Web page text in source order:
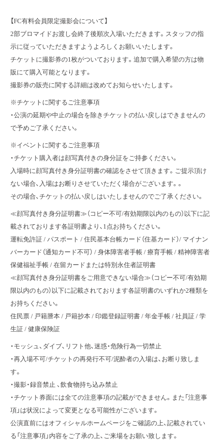
【FC有料会員限定撮影会について】
2部ブロマイドお渡し会終了後順次入場いただきます。スタッフの指
示に従っていただきますようよろしくお願いいたします。
チケットに撮影券の1枚がついております。追加で購入希望の方は物
販にて購入可能となります。
撮影券の販売に関する詳細は改めてお知らせいたします。
※チケットに関するご注意事項
・公演の延期や中止の場合を除きチケットの払い戻しはできませんの
で予めご了承ください。
※イベントに関するご注意事項
・チケット購入者は顔写真付きの身分証をご持参ください。
入場時に顔写真付き身分証明書の確認をさせて頂きます。ご提示頂け
ない場合、入場はお断りさせていただく場合がございます。。
その場合、チケットの払い戻しはいたしませんのでご了承ください。
≪顔写真付き身分証明書≫（コピー不可/有効期限以内のもの）以下に記
載されております各証明書より、1点お持ちください。
運転免許証 / パスポート / 住民基本台帳カード（住基カード）/ マイナン
バーカード（通知カード不可） / 身体障害者手帳 / 療育手帳 / 精神障害者
保健福祉手帳 / 在留カードまたは特別永住者証明書
≪顔写真付き身分証明書をご用意できない場合≫（コピー不可/有効期
限以内のもの）以下に記載されております各証明書のいずれか2種類を
お持ちください。
住民票 / 戸籍謄本 / 戸籍抄本 / 印鑑登録証明書 / 年金手帳 / 社員証 / 学
生証 / 健康保険証
・モッシュ、ダイブ、リフト他、迷惑・危険行為一切禁止
・再入場不可/チケットの再発行不可/泥酔者の入場は、お断り致しま
す。
・撮影・録音禁止 、飲食物持ち込み禁止
・チケット券面には全ての注意事項の記載ができません。また「注意事
項」は状況によって変更となる可能性がございます。
公演直前にはオフィシャルホームページをご確認の上、記載されてい
る「注意事項」内容をご了承の上、ご来場をお願い致します。